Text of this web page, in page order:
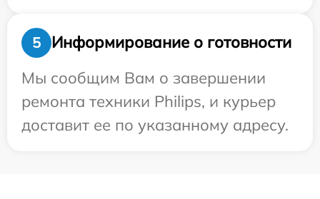
5
Информирование о готовности
Мы сообщим Вам о завершении
ремонта техники Philips, и курьер
доставит ее по указанному адресу.